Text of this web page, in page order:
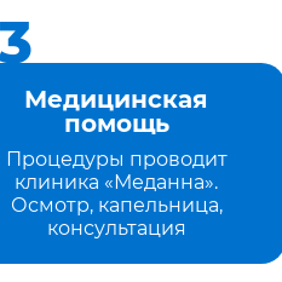
Медицинская
помощь
Процедуры проводит
клиника «Меданна».
Осмотр, капельница,
консультация